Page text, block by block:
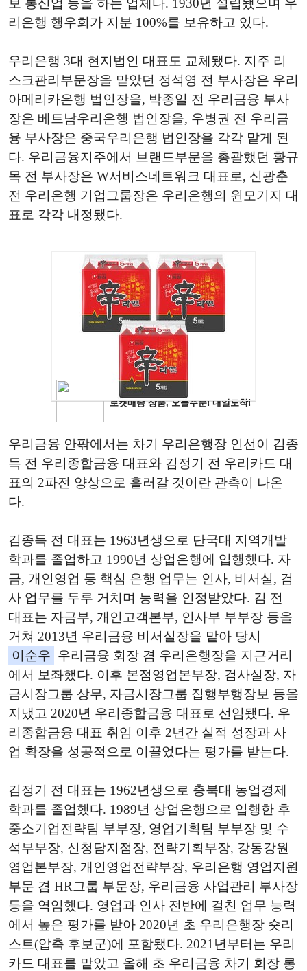
리은행 행우회가 지분 100%를 보유하고 있다.
우리은행 3대 현지법인 대표도 교체됐다. 지주 리
스크관리부문장을 맡았던 정석영 전 부사장은 우리
아메리카은행 법인장을, 박종일 전 우리금융 부사
장은 베트남우리은행 법인장을, 우병권 전 우리금
융 부사장은 중국우리은행 법인장을 각각 맡게 된
다. 우리금융지주에서 브랜드부문을 총괄했던 황규
목 전 부사장은 W서비스네트워크 대표로, 신광춘
전 우리은행 기업그룹장은 우리은행의 윈모기지 대
표로 각각 내정됐다.
우리금융 안팎에서는 차기 우리은행장 인선이 김종
득 전 우리종합금융 대표와 김정기 전 우리카드 대
표의 2파전 양상으로 흘러갈 것이란 관측이 나온
다.
김종득 전 대표는 1963년생으로 단국대 지역개발
학과를 졸업하고 1990년 상업은행에 입행했다. 자
금, 개인영업 등 핵심 은행 업무는 인사, 비서실, 검
사 업무를 두루 거치며 능력을 인정받았다. 김 전
대표는 자금부, 개인고객본부, 인사부 부부장 등을
거쳐 2013년 우리금융 비서실장을 맡아 당시
이순우 우리금융 회장 겸 우리은행장을 지근거리
에서 보좌했다. 이후 본점영업본부장, 검사실장, 자
금시장그룹 상무, 자금시장그룹 집행부행장보 등을
지냈고 2020년 우리종합금융 대표로 선임됐다. 우
리종합금융 대표 취임 이후 2년간 실적 성장과 사
업 확장을 성공적으로 이끌었다는 평가를 받는다.
김정기 전 대표는 1962년생으로 충북대 농업경제
학과를 졸업했다. 1989년 상업은행으로 입행한 후
중소기업전략팀 부부장, 영업기획팀 부부장 및 수
석부부장, 신청담지점장, 전략기획부장, 강동강원
영업본부장, 개인영업전략부장, 우리은행 영업지원
부문 겸 HR그룹 부문장, 우리금융 사업관리 부사장
등을 역임했다. 영업과 인사 전반에 걸친 업무 능력
에서 높은 평가를 받아 2020년 초 우리은행장 숏리
스트(압축 후보군)에 포함됐다. 2021년부터는 우리
카드 대표를 맡았고 올해 초 우리금융 차기 회장 롱